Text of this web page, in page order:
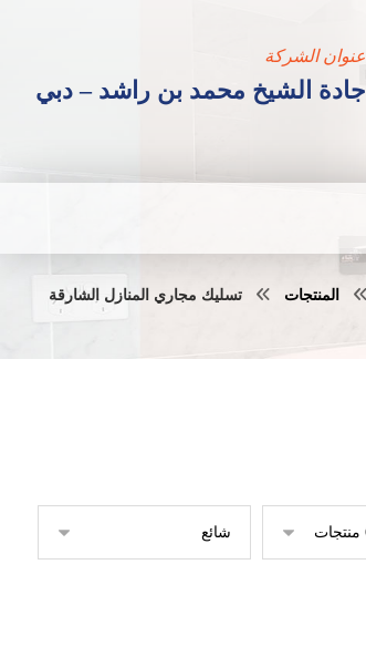
عنوان الشركة
جادة الشيخ محمد بن راشد – دبي
المنتجات تسليك مجاري المنازل الشارقة